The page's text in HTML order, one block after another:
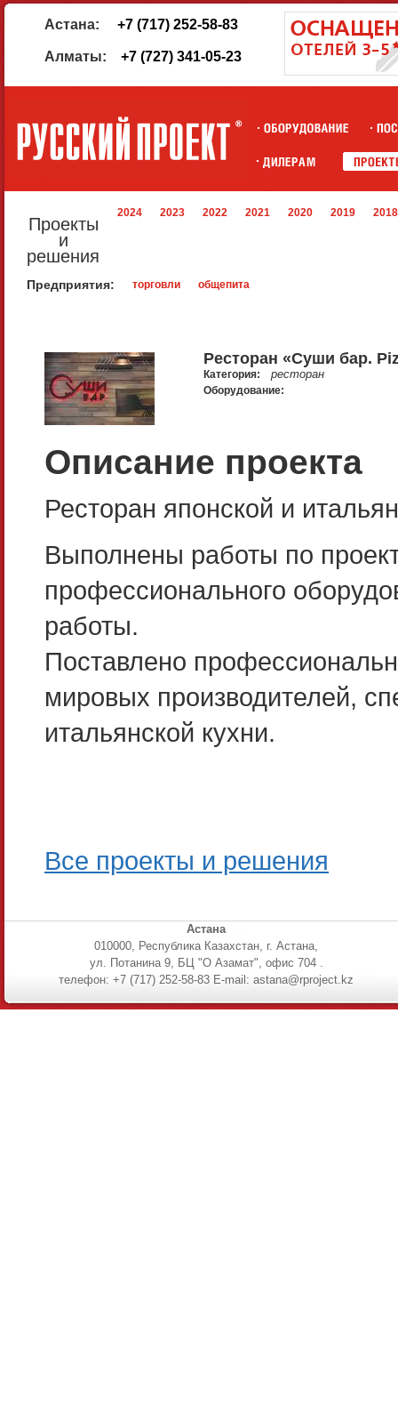
Астана: +7 (717) 252-58-83
Алматы: +7 (727) 341-05-23
Проекты
и
решения
2024 2023 2022 2021 2020 2019 2018
Предприятия: торговли общепита
Ресторан «Суши бар.
Категория: ресторан
Оборудование:
Описание проекта
Ресторан японской и
Выполнены работы по
профессионального
работы.
Поставлено
мировых производителей,
итальянской кухни.
Все проекты и решения
Астана
010000, Республика Казахстан, г. Астана,
ул. Потанина 9, БЦ "О Азамат", офис 704 .
телефон: +7 (717) 252-58-83 E-mail: astana@rproject.kz